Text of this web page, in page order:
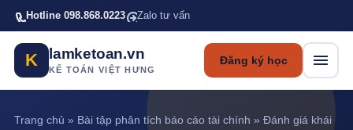
Bỏ qua tới nội dung chính
Hotline 098.868.0223 Zalo tư vấn
K lamketoan.vn
KẾ TOÁN VIỆT HƯNG
Đăng ký học
Trang chủ » Bài tập phân tích báo cáo tài chính » Đánh giá khái